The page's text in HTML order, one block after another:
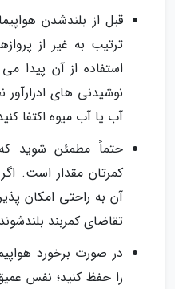
قبل از بلندشدن
ترتیب به غیر از
استفاده از آن پیدا
نوشیدنی های ادرارآور
آب یا آب میوه اکتفا
حتماً مطمئن شوید که
کمرتان مقدار است.
آن به راحتی امکان
تقاضای کمربند
در صورت برخورد
را حفظ کنید؛ نفس